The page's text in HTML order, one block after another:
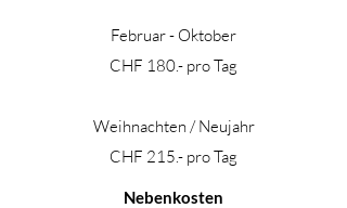
Februar - Oktober
CHF 180.- pro Tag
Weihnachten / Neujahr
CHF 215.- pro Tag
Nebenkosten